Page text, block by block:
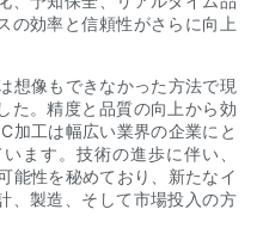
の効率と信頼性がさらに向上
想像もできなかった方法で現
た。精度と品質の向上から効
加工は幅広い業界の企業にと
ます。技術の進歩に伴い、
能性を秘めており、新たなイ
、製造、そして市場投入の方